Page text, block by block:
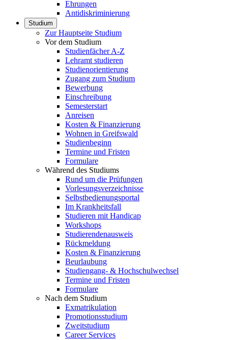
Ehrungen
Antidiskriminierung
Studium
Zur Hauptseite Studium
Vor dem Studium
Studienfächer A-Z
Lehramt studieren
Studienorientierung
Zugang zum Studium
Bewerbung
Einschreibung
Semesterstart
Anreisen
Kosten & Finanzierung
Wohnen in Greifswald
Studienbeginn
Termine und Fristen
Formulare
Während des Studiums
Rund um die Prüfungen
Vorlesungsverzeichnisse
Selbstbedienungsportal
Im Krankheitsfall
Studieren mit Handicap
Workshops
Studierendenausweis
Rückmeldung
Kosten & Finanzierung
Beurlaubung
Studiengang- & Hochschulwechsel
Termine und Fristen
Formulare
Nach dem Studium
Exmatrikulation
Promotionsstudium
Zweitstudium
Career Services